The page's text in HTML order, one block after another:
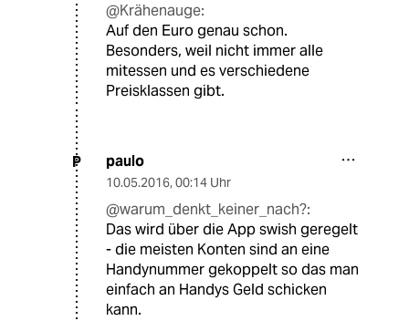
@Krähenauge:
Auf den Euro genau schon.
Besonders, weil nicht immer alle
mitessen und es verschiedene
Preisklassen gibt.
P paulo
10.05.2016, 00:14 Uhr
@warum_denkt_keiner_nach?:
Das wird über die App swish geregelt
- die meisten Konten sind an eine
Handynummer gekoppelt so das man
einfach an Handys Geld schicken
kann.